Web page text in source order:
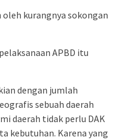
oleh kurangnya sokongan
APBD itu
dengan jumlah
sebuah daerah
daerah tidak perlu DAK
kebutuhan. Karena yang